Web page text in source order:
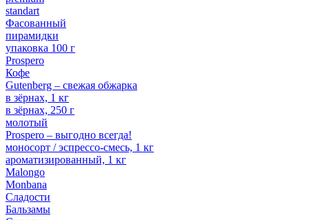
standart
Фасованный
пирамидки
упаковка 100 г
Prospero
Кофе
Gutenberg – свежая обжарка
в зёрнах, 1 кг
в зёрнах, 250 г
молотый
Prospero – выгодно всегда!
моносорт / эспрессо-смесь, 1 кг
ароматизированный, 1 кг
Malongo
Monbana
Сладости
Бальзамы